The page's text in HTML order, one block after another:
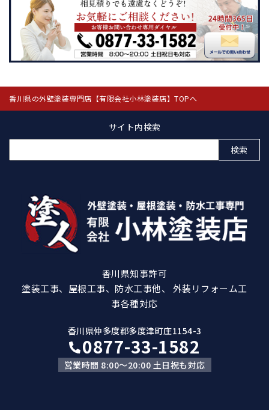
香川県の外壁塗装専門店【有限会社小林塗装店】TOPへ
サイト内検索
索:
香川県知事許可
塗装工事、屋根工事、防水工事他、 外装リフォーム工
事各種対応
香川県仲多度郡多度津町庄1154-3
0877-33-1582
営業時間 8:00～20:00 土日祝も対応